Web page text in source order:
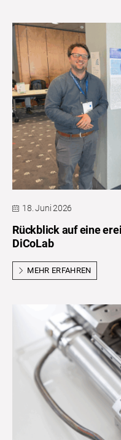
18. Juni 2026
Rückblick auf eine
DiCoLab
MEHR ERFAHREN